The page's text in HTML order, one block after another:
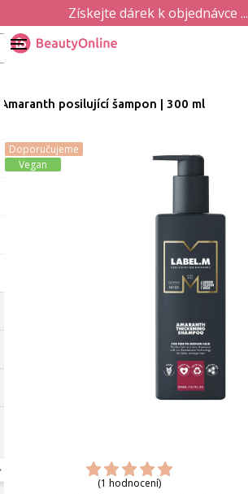
Získejte dárek k objednávce ...
Amaranth posilující šampon | 300 ml
Doporučujeme
Vegan
(1 hodnocení)